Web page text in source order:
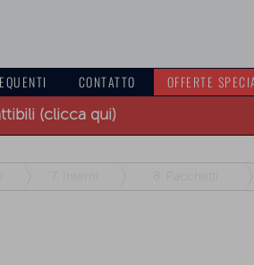
CONTATTO OFFERTE
(clicca qui)